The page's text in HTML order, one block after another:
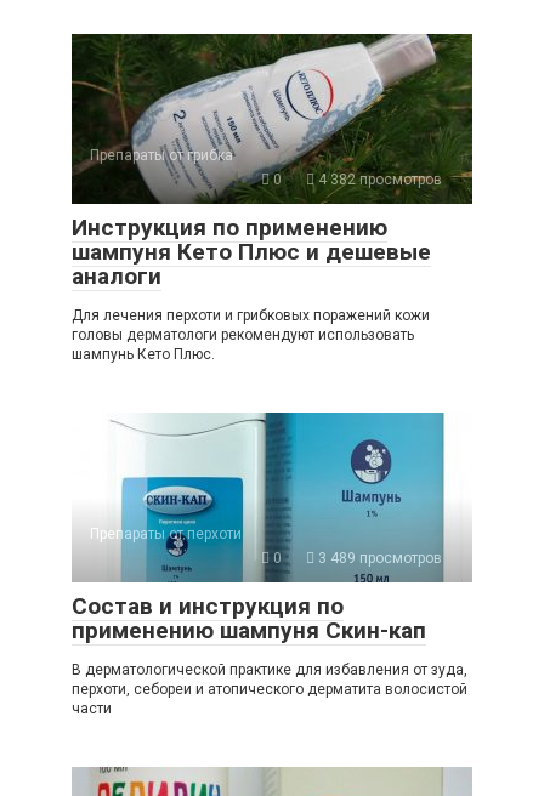
Препараты от грибка
0
4 382 просмотров
Инструкция по применению
шампуня Кето Плюс и дешевые
аналоги
Для лечения перхоти и грибковых поражений кожи
головы дерматологи рекомендуют использовать
шампунь Кето Плюс.
Препараты от перхоти
0
3 489 просмотров
Состав и инструкция по
применению шампуня Скин-кап
В дерматологической практике для избавления от зуда,
перхоти, себореи и атопического дерматита волосистой
части